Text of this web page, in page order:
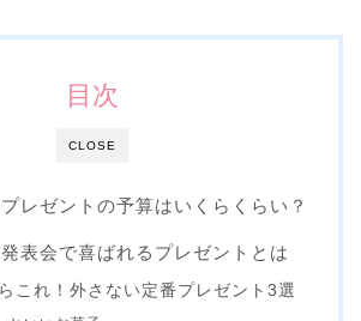
CLOSE
目次
レゼントの予算はいくらくらい？
表会で喜ばれるプレゼントとは
これ！外さない定番プレゼント3選